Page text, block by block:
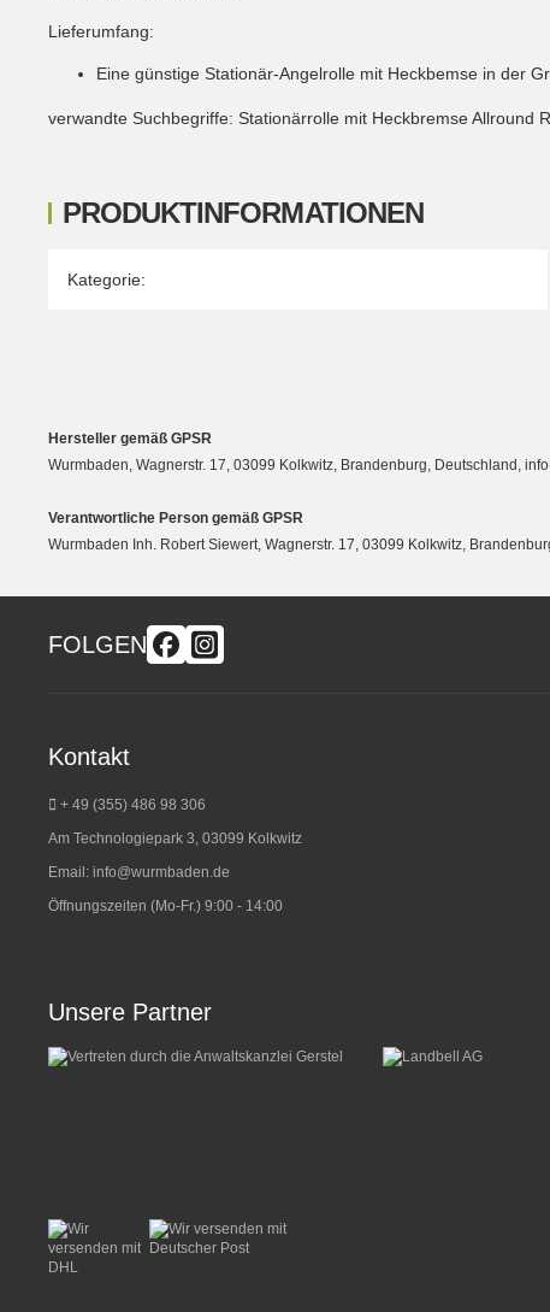
PRODUKTINFORMATIONEN
Produkteigenschaft
Wert
Kategorie:
Lieferumfang:
Eine günstige Stationär-Angelrolle mit Heckbemse in der
verwandte Suchbegriffe: Stationärrolle mit Heckbremse Allround
Hersteller gemäß GPSR
Wurmbaden, Wagnerstr. 17, 03099 Kolkwitz, Brandenburg, Deutschland,
Verantwortliche Person gemäß GPSR
Wurmbaden Inh. Robert Siewert, Wagnerstr. 17, 03099 Kolkwitz,
FOLGEN
Kontakt
+ 49 (355) 486 98 306
Am Technologiepark 3, 03099 Kolkwitz
Email: info@wurmbaden.de
Öffnungszeiten (Mo-Fr.) 9:00 - 14:00
Unsere Partner